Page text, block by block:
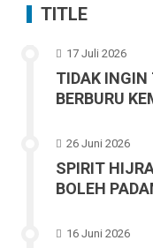
TITLE
17 Juli 2026
TIDAK INGIN
BERBURU
26 Juni 2026
SPIRIT
BOLEH
16 Juni 2026